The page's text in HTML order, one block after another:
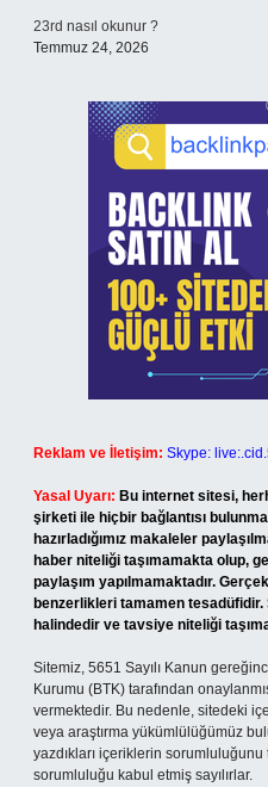
23rd nasıl okunur ?
Temmuz 24, 2026
Reklam ve İletişim: Skype:
Yasal Uyarı: Bu internet sitesi,
şirketi ile hiçbir bağlantısı
hazırladığımız makaleler
haber niteliği taşımamakta olup,
paylaşım yapılmamaktadır.
benzerlikleri tamamen
halindedir ve tavsiye niteliği
Sitemiz, 5651 Sayılı Kanun
Kurumu (BTK) tarafından
vermektedir. Bu nedenle, sitedeki
veya araştırma yükümlülüğümüz
yazdıkları içeriklerin
sorumluluğu kabul etmiş sayılırlar.